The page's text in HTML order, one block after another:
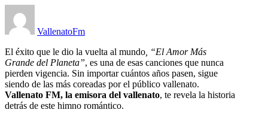
VallenatoFm
El éxito que le dio la vuelta al mundo , “El Amor Más
Grande del Planeta”, es una de esas canciones que nunca
pierden vigencia. Sin importar cuántos años pasen, sigue
siendo de las más coreadas por el público vallenato.
Vallenato FM, la emisora del vallenato, te revela la historia
detrás de este himno romántico.